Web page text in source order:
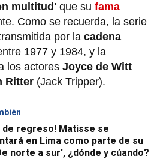
multitud' que su fama
Como se recuerda, la serie
por la cadena
1977 y 1984, y la
los actores Joyce de Witt
Ritter (Jack Tripper).
de regreso! Matisse se
en Lima como parte de su
norte a sur', ¿dónde y cúando?